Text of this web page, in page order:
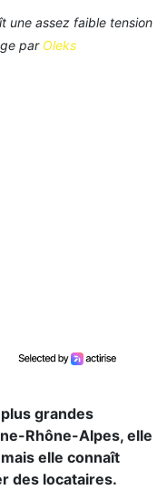
une assez faible tension
par Oleks
grandes
Rhône-Alpes, elle
elle connaît
des locataires.